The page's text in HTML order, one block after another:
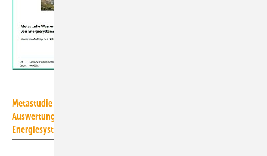
Metastudie Wasserstoff –
Auswertung von
Energiesystemstudien